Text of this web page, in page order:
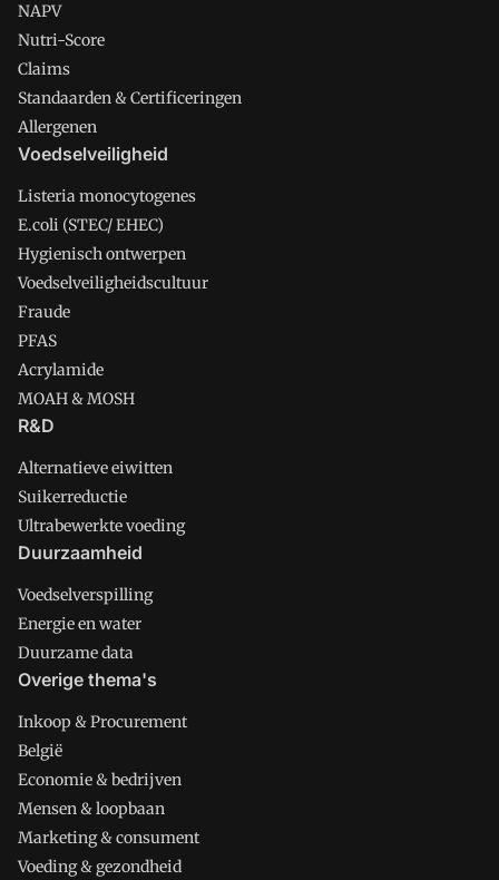
NAPV
Nutri-Score
Claims
Standaarden & Certificeringen
Allergenen
Voedselveiligheid
Listeria monocytogenes
E.coli (STEC/ EHEC)
Hygienisch ontwerpen
Voedselveiligheidscultuur
Fraude
PFAS
Acrylamide
MOAH & MOSH
R&D
Alternatieve eiwitten
Suikerreductie
Ultrabewerkte voeding
Duurzaamheid
Voedselverspilling
Energie en water
Duurzame data
Overige thema's
Inkoop & Procurement
België
Economie & bedrijven
Mensen & loopbaan
Marketing & consument
Voeding & gezondheid